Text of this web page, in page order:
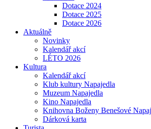
Dotace 2024
Dotace 2025
Dotace 2026
Aktuálně
Novinky
Kalendář akcí
LÉTO 2026
Kultura
Kalendář akcí
Klub kultury Napajedla
Muzeum Napajedla
Kino Napajedla
Knihovna Boženy Benešové
Dárková karta